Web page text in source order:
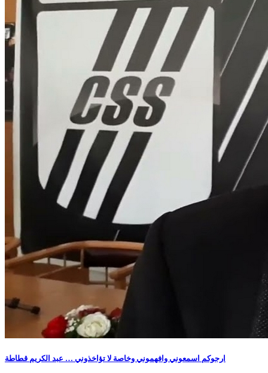
ارجوكم اسمعوني وافهموني وخاصة لا تؤاخذوني … عبد الكريم قطاطة